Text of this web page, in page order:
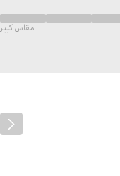
مقاس كبير